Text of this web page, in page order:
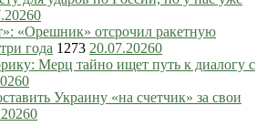
0
«Орешник» отсрочил ракетную
года 1273 20.07.20260
Мерц тайно ищет путь к диалогу с
0
Украину «на счетчик» за свои
0